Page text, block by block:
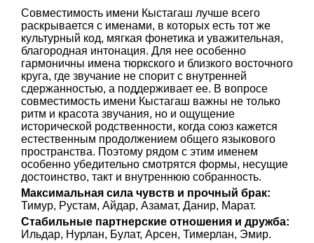
Совместимость имени Кыстагаш лучше всего
раскрывается с именами, в которых есть тот же
культурный код, мягкая фонетика и уважительная,
благородная интонация. Для нее особенно
гармоничны имена тюркского и близкого восточного
круга, где звучание не спорит с внутренней
сдержанностью, а поддерживает ее. В вопросе
совместимость имени Кыстагаш важны не только
ритм и красота звучания, но и ощущение
исторической родственности, когда союз кажется
естественным продолжением общего языкового
пространства. Поэтому рядом с этим именем
особенно убедительно смотрятся формы, несущие
достоинство, такт и внутреннюю собранность.
Максимальная сила чувств и прочный брак:
Тимур, Рустам, Айдар, Азамат, Данир, Марат.
Стабильные партнерские отношения и дружба:
Ильдар, Нурлан, Булат, Арсен, Тимерлан, Эмир.